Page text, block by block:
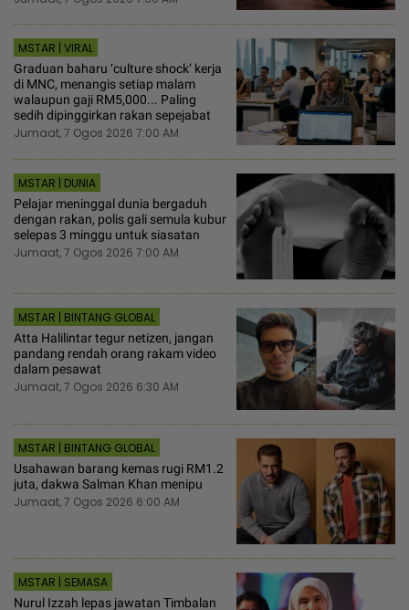
MSTAR | VIRAL
Graduan baharu ‘culture shock’ kerja
di MNC, menangis setiap malam
walaupun gaji RM5,000... Paling
sedih dipinggirkan rakan sepejabat
Jumaat, 7 Ogos 2026 7:00 AM
MSTAR | DUNIA
Pelajar meninggal dunia bergaduh
dengan rakan, polis gali semula kubur
selepas 3 minggu untuk siasatan
Jumaat, 7 Ogos 2026 7:00 AM
MSTAR | BINTANG GLOBAL
Atta Halilintar tegur netizen, jangan
pandang rendah orang rakam video
dalam pesawat
Jumaat, 7 Ogos 2026 6:30 AM
MSTAR | BINTANG GLOBAL
Usahawan barang kemas rugi RM1.2
juta, dakwa Salman Khan menipu
Jumaat, 7 Ogos 2026 6:00 AM
MSTAR | SEMASA
Nurul Izzah lepas jawatan Timbalan